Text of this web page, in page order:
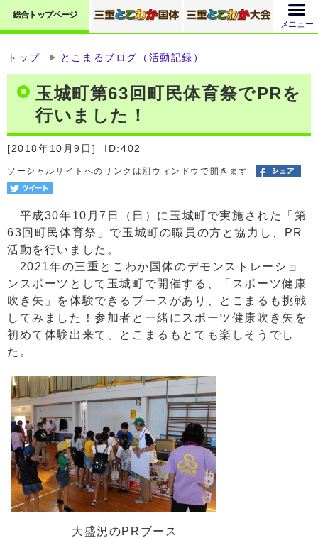
総合トップページ
メニュー
トップ とこまるブログ（活動記録）
玉城町第63回町民体育祭でPRを
行いました！
[2018年10月9日] ID:402
ソーシャルサイトへのリンクは別ウィンドウで開きます
平成30年10月7日（日）に玉城町で実施された「第
63回町民体育祭」で玉城町の職員の方と協力し、PR
活動を行いました。
2021年の三重とこわか国体のデモンストレーショ
ンスポーツとして玉城町で開催する、「スポーツ健康
吹き矢」を体験できるブースがあり、とこまるも挑戦
してみました！参加者と一緒にスポーツ健康吹き矢を
初めて体験出来て、とこまるもとても楽しそうでし
た。
大盛況のPRブース